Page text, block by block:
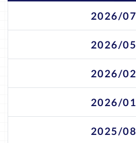
2026/07
2026/05
2026/02
2026/01
2025/08